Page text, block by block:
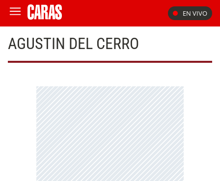
EN VIVO
AGUSTIN DEL CERRO